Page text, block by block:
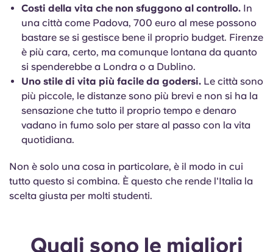
Costi della vita che non sfuggono al controllo. In
una città come Padova, 700 euro al mese possono
bastare se si gestisce bene il proprio budget. Firenze
è più cara, certo, ma comunque lontana da quanto
si spenderebbe a Londra o a Dublino.
Uno stile di vita più facile da godersi. Le città sono
più piccole, le distanze sono più brevi e non si ha la
sensazione che tutto il proprio tempo e denaro
vadano in fumo solo per stare al passo con la vita
quotidiana.
Non è solo una cosa in particolare, è il modo in cui
tutto questo si combina. È questo che rende l'Italia la
scelta giusta per molti studenti.
Quali sono le migliori